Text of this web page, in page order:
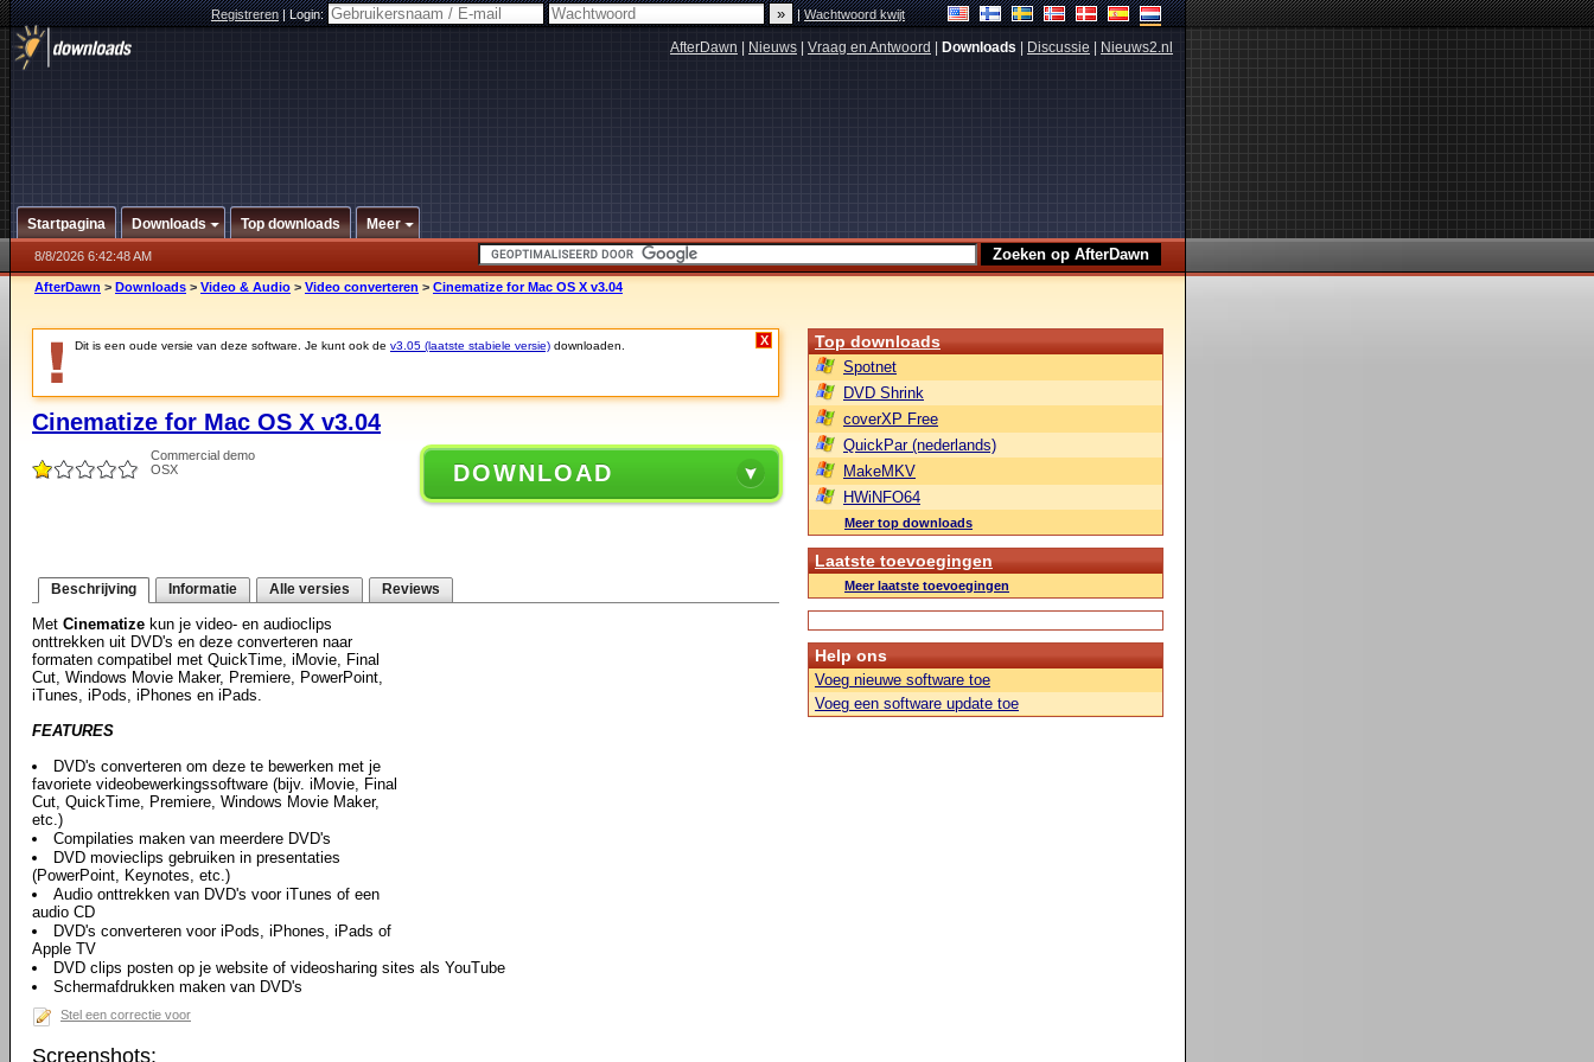
Registreren|Login: |Wachtwoord kwijt
AfterDawn Nieuws Vraag en Antwoord Downloads Discussie Nieuws2.nl
Startpagina Downloads Top downloads Meer
8/8/2026 6:42:48 AM
AfterDawn > Downloads > Video & Audio > Video converteren > Cinematize for Mac OS X v3.04
Dit is een oude versie van deze software. Je kunt ook de v3.05 (laatste stabiele versie) downloaden. X
Cinematize for Mac OS X v3.04
Commercial demo
OSX
DOWNLOAD
Beschrijving Informatie Alle versies Reviews
Met Cinematize kun je video- en audioclips
onttrekken uit DVD's en deze converteren naar
formaten compatibel met QuickTime, iMovie, Final
Cut, Windows Movie Maker, Premiere, PowerPoint,
iTunes, iPods, iPhones en iPads.
FEATURES
DVD's converteren om deze te bewerken met je
favoriete videobewerkingssoftware (bijv. iMovie, Final
Cut, QuickTime, Premiere, Windows Movie Maker,
etc.)
Compilaties maken van meerdere DVD's
DVD movieclips gebruiken in presentaties
(PowerPoint, Keynotes, etc.)
Audio onttrekken van DVD's voor iTunes of een
audio CD
DVD's converteren voor iPods, iPhones, iPads of
Apple TV
DVD clips posten op je website of videosharing sites als YouTube
Schermafdrukken maken van DVD's
Stel een correctie voor
Screenshots:
Top downloads
Spotnet
DVD Shrink
coverXP Free
QuickPar (nederlands)
MakeMKV
HWiNFO64
Meer top downloads
Laatste toevoegingen
Meer laatste toevoegingen
Help ons
Voeg nieuwe software toe
Voeg een software update toe